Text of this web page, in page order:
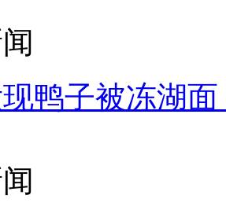
鸭子被冻湖